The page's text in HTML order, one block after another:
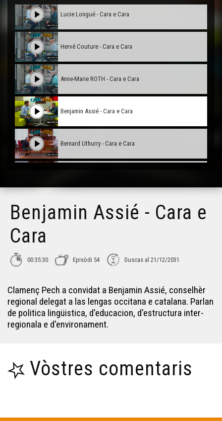
Lucie Longué - Cara e Cara
Hervé Couture - Cara e Cara
Anne-Marie ROTH - Cara e Cara
Benjamin Assié - Cara e Cara
Bernard Uthurry - Cara e Cara
Isabelle Piquemal - Cara e Cara
Benjamin Assié - Cara e
Cara
00:35:30 Episòdi 54 Duscas al 21/12/2031
Clamenç Pech a convidat a Benjamin Assié, conselhèr
regional delegat a las lengas occitana e catalana. Parlan
de politica lingüistica, d'educacion, d'estructura inter-
regionala e d'environament.
Vòstres comentaris